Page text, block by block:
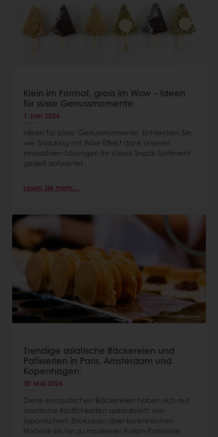
Klein im Format, gross im Wow – Ideen
für süsse Genussmomente
1 Juni 2026
Ideen für süsse Genussmomente: Entdecken Sie,
wie Snacking mit Wow‑Effekt dank unserer
innovativen Lösungen Ihr süsses Snack‑Sortiment
gezielt aufwertet.
Lesen Sie mehr…
Trendige asiatische Bäckereien und
Patisserien in Paris, Amsterdam und
Kopenhagen.
30 Mai 2026
Diese europäischen Bäckereien haben sich auf
asiatische Köstlichkeiten spezialisiert: von
japanischem Shokupan über koreanischen
Hotteok bis hin zu moderner Fusion-Patisserie.